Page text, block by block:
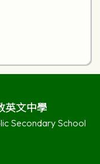
英文中學
Secondary School